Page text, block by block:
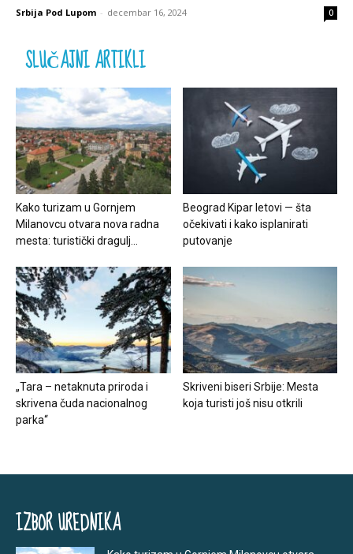
Srbija Pod Lupom - decembar 16, 2024 0
SLUČAJNI ARTIKLI
Kako turizam u Gornjem
Milanovcu otvara nova radna
mesta: turistički dragulj...
Beograd Kipar letovi — šta
očekivati i kako isplanirati
putovanje
„Tara – netaknuta priroda i
skrivena čuda nacionalnog
parka“
Skriveni biseri Srbije: Mesta
koja turisti još nisu otkrili
IZBOR UREDNIKA